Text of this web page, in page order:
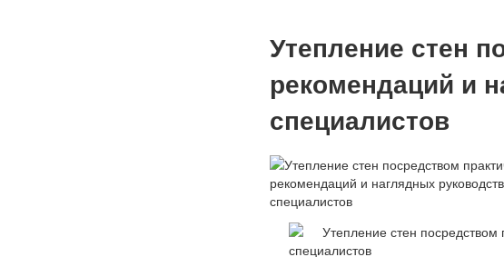
Утепление стен
рекомендаций и
специалистов